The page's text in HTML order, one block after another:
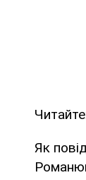
Як